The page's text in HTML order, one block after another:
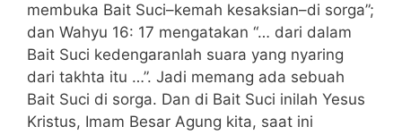
membuka Bait Suci–kemah kesaksian–di sorga”;
dan Wahyu 16: 17 mengatakan “… dari dalam
Bait Suci kedengaranlah suara yang nyaring
dari takhta itu …”. Jadi memang ada sebuah
Bait Suci di sorga. Dan di Bait Suci inilah Yesus
Kristus, Imam Besar Agung kita, saat ini